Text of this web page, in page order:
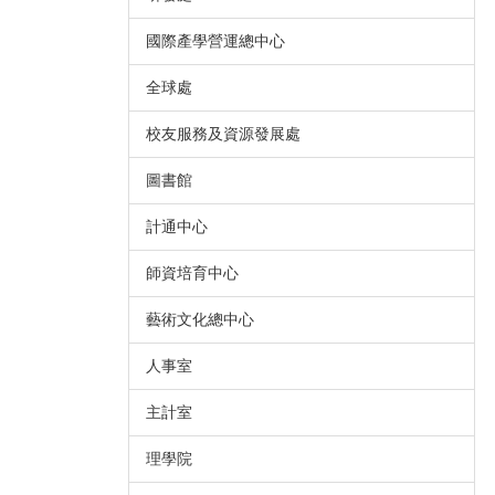
國際產學營運總中心
全球處
校友服務及資源發展處
圖書館
計通中心
師資培育中心
藝術文化總中心
人事室
主計室
理學院